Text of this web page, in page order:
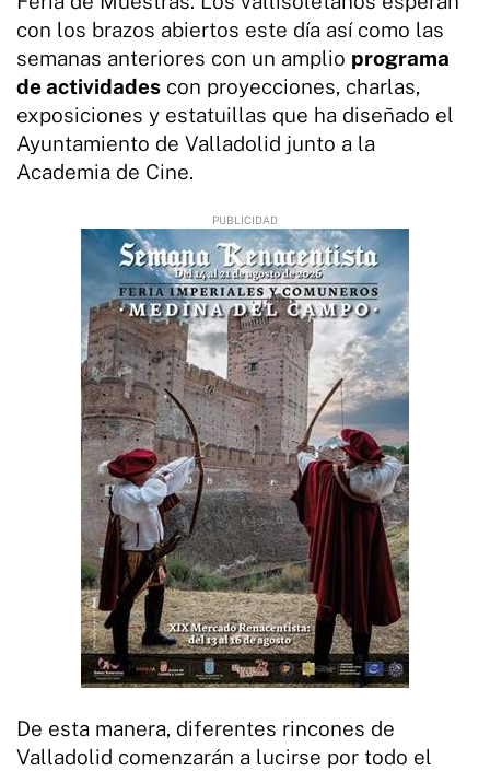
con los brazos abiertos este día así como las
semanas anteriores con un amplio programa
de actividades con proyecciones, charlas,
exposiciones y estatuillas que ha diseñado el
Ayuntamiento de Valladolid junto a la
Academia de Cine.
De esta manera, diferentes rincones de
Valladolid comenzarán a lucirse por todo el